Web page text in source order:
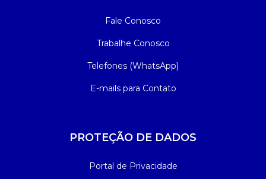
Fale Conosco
Trabalhe Conosco
Telefones (WhatsApp)
E-mails para Contato
PROTEÇÃO DE DADOS
Portal de Privacidade